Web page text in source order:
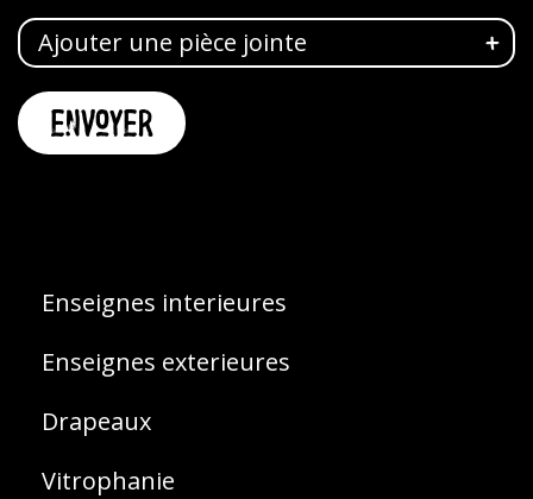
Ajouter une pièce jointe
Enseignes interieures
Enseignes exterieures
Drapeaux
Vitrophanie